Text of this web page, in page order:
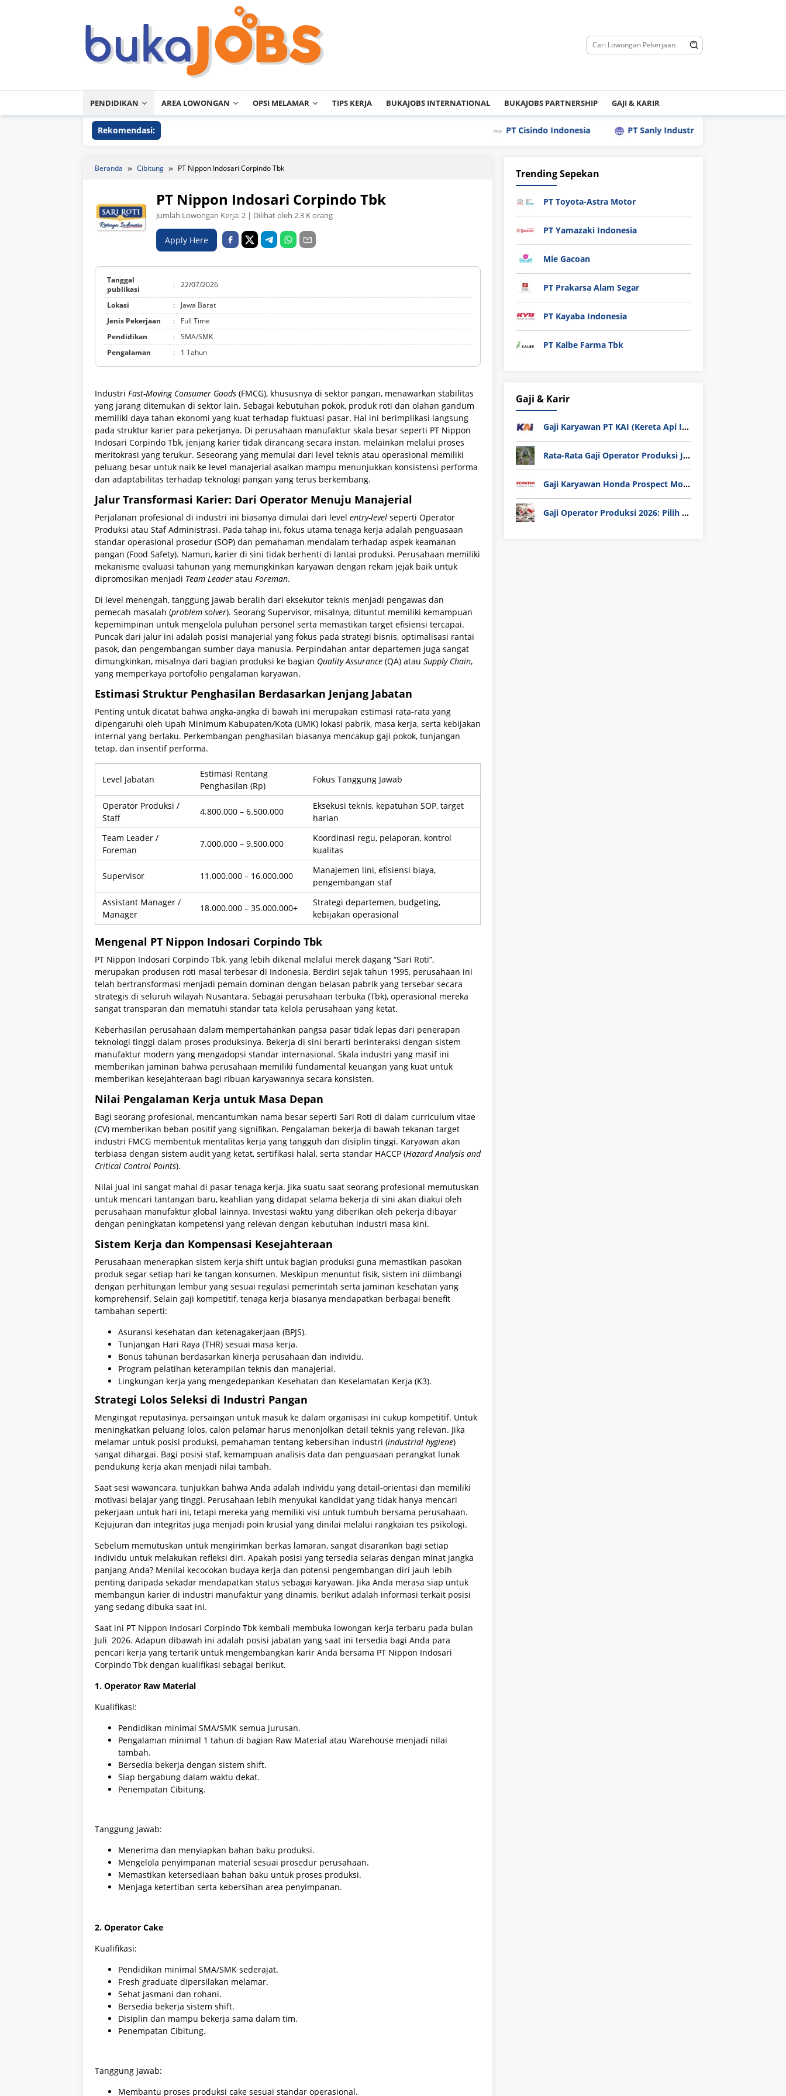
PENDIDIKAN AREA LOWONGAN OPSI MELAMAR TIPS KERJA BUKAJOBS INTERNATIONAL BUKAJOBS PARTNERSHIP GAJI & KARIR
Rekomendasi: PT Cisindo Indonesia PT Sanly Industries Lowongan Kerja PT
Beranda Cibitung PT Nippon Indosari Corpindo Tbk
PT Nippon Indosari Corpindo Tbk
Jumlah Lowongan Kerja:2 | Dilihat oleh 2.3 K orang
Apply Here
Tanggal
publikasi
: 22/07/2026
Lokasi :
Jawa Barat
Jenis Pekerjaan
:
Full Time
Pendidikan
: SMA/SMK
Pengalaman
: 1 Tahun
Industri Fast-Moving Consumer Goods (FMCG), khususnya di sektor pangan, menawarkan stabilitas
yang jarang ditemukan di sektor lain. Sebagai kebutuhan pokok, produk roti dan olahan gandum
memiliki daya tahan ekonomi yang kuat terhadap fluktuasi pasar. Hal ini berimplikasi langsung
pada struktur karier para pekerjanya. Di perusahaan manufaktur skala besar seperti PT Nippon
Indosari Corpindo Tbk, jenjang karier tidak dirancang secara instan, melainkan melalui proses
meritokrasi yang terukur. Seseorang yang memulai dari level teknis atau operasional memiliki
peluang besar untuk naik ke level manajerial asalkan mampu menunjukkan konsistensi performa
dan adaptabilitas terhadap teknologi pangan yang terus berkembang.
Jalur Transformasi Karier: Dari Operator Menuju Manajerial
Perjalanan profesional di industri ini biasanya dimulai dari level entry-level seperti Operator
Produksi atau Staf Administrasi. Pada tahap ini, fokus utama tenaga kerja adalah penguasaan
standar operasional prosedur (SOP) dan pemahaman mendalam terhadap aspek keamanan
pangan (Food Safety). Namun, karier di sini tidak berhenti di lantai produksi. Perusahaan memiliki
mekanisme evaluasi tahunan yang memungkinkan karyawan dengan rekam jejak baik untuk
dipromosikan menjadi Team Leader atau Foreman.
Di level menengah, tanggung jawab beralih dari eksekutor teknis menjadi pengawas dan
pemecah masalah (problem solver). Seorang Supervisor, misalnya, dituntut memiliki kemampuan
kepemimpinan untuk mengelola puluhan personel serta memastikan target efisiensi tercapai.
Puncak dari jalur ini adalah posisi manajerial yang fokus pada strategi bisnis, optimalisasi rantai
pasok, dan pengembangan sumber daya manusia. Perpindahan antar departemen juga sangat
dimungkinkan, misalnya dari bagian produksi ke bagian Quality Assurance (QA) atau Supply Chain,
yang memperkaya portofolio pengalaman karyawan.
Estimasi Struktur Penghasilan Berdasarkan Jenjang Jabatan
Penting untuk dicatat bahwa angka-angka di bawah ini merupakan estimasi rata-rata yang
dipengaruhi oleh Upah Minimum Kabupaten/Kota (UMK) lokasi pabrik, masa kerja, serta kebijakan
internal yang berlaku. Perkembangan penghasilan biasanya mencakup gaji pokok, tunjangan
tetap, dan insentif performa.
Level Jabatan
Estimasi Rentang
Penghasilan (Rp)
Fokus Tanggung Jawab
Operator Produksi /
Staff
4.800.000 – 6.500.000
Eksekusi teknis, kepatuhan SOP, target
harian
Team Leader /
Foreman
7.000.000 – 9.500.000
Koordinasi regu, pelaporan, kontrol
kualitas
Supervisor 11.000.000 – 16.000.000
Manajemen lini, efisiensi biaya,
pengembangan staf
Assistant Manager /
Manager
18.000.000 – 35.000.000+
Strategi departemen, budgeting,
kebijakan operasional
Mengenal PT Nippon Indosari Corpindo Tbk
PT Nippon Indosari Corpindo Tbk, yang lebih dikenal melalui merek dagang “Sari Roti”,
merupakan produsen roti masal terbesar di Indonesia. Berdiri sejak tahun 1995, perusahaan ini
telah bertransformasi menjadi pemain dominan dengan belasan pabrik yang tersebar secara
strategis di seluruh wilayah Nusantara. Sebagai perusahaan terbuka (Tbk), operasional mereka
sangat transparan dan mematuhi standar tata kelola perusahaan yang ketat.
Keberhasilan perusahaan dalam mempertahankan pangsa pasar tidak lepas dari penerapan
teknologi tinggi dalam proses produksinya. Bekerja di sini berarti berinteraksi dengan sistem
manufaktur modern yang mengadopsi standar internasional. Skala industri yang masif ini
memberikan jaminan bahwa perusahaan memiliki fundamental keuangan yang kuat untuk
memberikan kesejahteraan bagi ribuan karyawannya secara konsisten.
Nilai Pengalaman Kerja untuk Masa Depan
Bagi seorang profesional, mencantumkan nama besar seperti Sari Roti di dalam curriculum vitae
(CV) memberikan beban positif yang signifikan. Pengalaman bekerja di bawah tekanan target
industri FMCG membentuk mentalitas kerja yang tangguh dan disiplin tinggi. Karyawan akan
terbiasa dengan sistem audit yang ketat, sertifikasi halal, serta standar HACCP (Hazard Analysis and
Critical Control Points).
Nilai jual ini sangat mahal di pasar tenaga kerja. Jika suatu saat seorang profesional memutuskan
untuk mencari tantangan baru, keahlian yang didapat selama bekerja di sini akan diakui oleh
perusahaan manufaktur global lainnya. Investasi waktu yang diberikan oleh pekerja dibayar
dengan peningkatan kompetensi yang relevan dengan kebutuhan industri masa kini.
Sistem Kerja dan Kompensasi Kesejahteraan
Perusahaan menerapkan sistem kerja shift untuk bagian produksi guna memastikan pasokan
produk segar setiap hari ke tangan konsumen. Meskipun menuntut fisik, sistem ini diimbangi
dengan perhitungan lembur yang sesuai regulasi pemerintah serta jaminan kesehatan yang
komprehensif. Selain gaji kompetitif, tenaga kerja biasanya mendapatkan berbagai benefit
tambahan seperti:
Asuransi kesehatan dan ketenagakerjaan (BPJS).
Tunjangan Hari Raya (THR) sesuai masa kerja.
Bonus tahunan berdasarkan kinerja perusahaan dan individu.
Program pelatihan keterampilan teknis dan manajerial.
Lingkungan kerja yang mengedepankan Kesehatan dan Keselamatan Kerja (K3).
Strategi Lolos Seleksi di Industri Pangan
Mengingat reputasinya, persaingan untuk masuk ke dalam organisasi ini cukup kompetitif. Untuk
meningkatkan peluang lolos, calon pelamar harus menonjolkan detail teknis yang relevan. Jika
melamar untuk posisi produksi, pemahaman tentang kebersihan industri (industrial hygiene)
sangat dihargai. Bagi posisi staf, kemampuan analisis data dan penguasaan perangkat lunak
pendukung kerja akan menjadi nilai tambah.
Saat sesi wawancara, tunjukkan bahwa Anda adalah individu yang detail-orientasi dan memiliki
motivasi belajar yang tinggi. Perusahaan lebih menyukai kandidat yang tidak hanya mencari
pekerjaan untuk hari ini, tetapi mereka yang memiliki visi untuk tumbuh bersama perusahaan.
Kejujuran dan integritas juga menjadi poin krusial yang dinilai melalui rangkaian tes psikologi.
Sebelum memutuskan untuk mengirimkan berkas lamaran, sangat disarankan bagi setiap
individu untuk melakukan refleksi diri. Apakah posisi yang tersedia selaras dengan minat jangka
panjang Anda? Menilai kecocokan budaya kerja dan potensi pengembangan diri jauh lebih
penting daripada sekadar mendapatkan status sebagai karyawan. Jika Anda merasa siap untuk
membangun karier di industri manufaktur yang dinamis, berikut adalah informasi terkait posisi
yang sedang dibuka saat ini.
Saat ini PT Nippon Indosari Corpindo Tbk kembali membuka lowongan kerja terbaru pada bulan
Juli 2026. Adapun dibawah ini adalah posisi jabatan yang saat ini tersedia bagi Anda para
pencari kerja yang tertarik untuk mengembangkan karir Anda bersama PT Nippon Indosari
Corpindo Tbk dengan kualifikasi sebagai berikut.
1. Operator Raw Material
Kualifikasi:
Pendidikan minimal SMA/SMK semua jurusan.
Pengalaman minimal 1 tahun di bagian Raw Material atau Warehouse menjadi nilai
tambah.
Bersedia bekerja dengan sistem shift.
Siap bergabung dalam waktu dekat.
Penempatan Cibitung.
Tanggung Jawab:
Menerima dan menyiapkan bahan baku produksi.
Mengelola penyimpanan material sesuai prosedur perusahaan.
Memastikan ketersediaan bahan baku untuk proses produksi.
Menjaga ketertiban serta kebersihan area penyimpanan.
2. Operator Cake
Kualifikasi:
Pendidikan minimal SMA/SMK sederajat.
Fresh graduate dipersilakan melamar.
Sehat jasmani dan rohani.
Bersedia bekerja sistem shift.
Disiplin dan mampu bekerja sama dalam tim.
Penempatan Cibitung.
Tanggung Jawab:
Membantu proses produksi cake sesuai standar operasional.
Trending Sepekan
PT Toyota-Astra Motor
PT Yamazaki Indonesia
Mie Gacoan
PT Prakarsa Alam Segar
PT Kayaba Indonesia
PT Kalbe Farma Tbk
Gaji & Karir
Gaji Karyawan PT KAI (Kereta Api Indonesia) Update 2025
Rata-Rata Gaji Operator Produksi Jabodetabek 2025: Bedah Tuntas UMK, Lemburan, dan Realita Hidup Buruh
Gaji Karyawan Honda Prospect Motor Semua Divisi
Gaji Operator Produksi 2026: Pilih PT Astra Honda Motor (AHM) atau Manufaktur di Jepang?